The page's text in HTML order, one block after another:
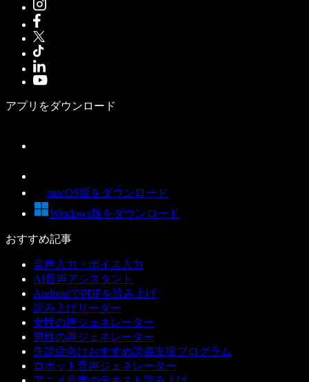
アプリをダウンロード
macOS版をダウンロード
Windows版をダウンロード
おすすめ記事
音声入力・ボイス入力
AI音声アシスタント
AndroidでPDFを読み上げ
読み上げリーダー
女性の声ジェネレーター
男性の声ジェネレーター
失読症向けおすすめ読書支援プログラム
ロボット音声ジェネレーター